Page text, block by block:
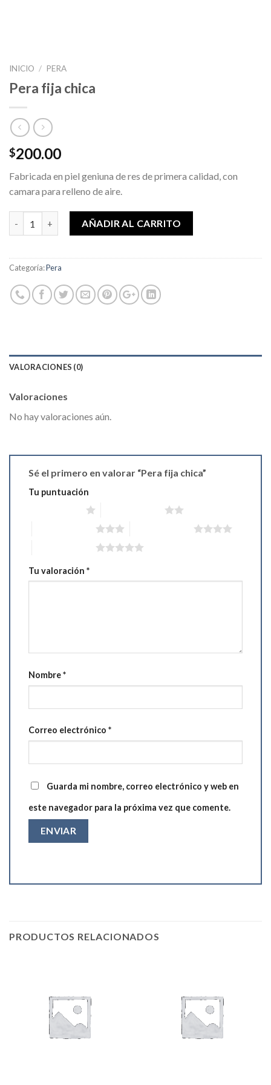
INICIO / PERA
Pera fija chica
$200.00
Fabricada en piel geniuna de res de primera calidad, con
camara para relleno de aire.
Pera fija chica cantidadAÑADIR AL CARRITO
Categoría:Pera
VALORACIONES (0)
Valoraciones
No hay valoraciones aún.
Sé el primero en valorar “Pera fija chica”
Tu puntuación
Tu valoración *
Nombre*
Correo electrónico *
Guarda mi nombre, correo electrónico y web en
este navegador para la próxima vez que comente.
PRODUCTOS RELACIONADOS